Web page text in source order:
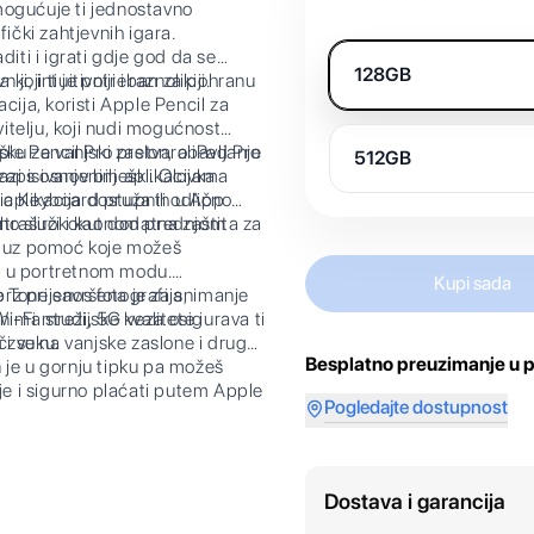
ti jednostavno
zahtjevnih igara.
i igrati gdje god da se
koji ti je potreban za pohranu
intuitivniji i raznolikiji.
koristi Apple Pencil za
koji nudi mogućnost
za vanjski zaslon, obavljanje
s osnovnim aplikacijama
dostupnih u App
Pencil Pro pretvara iPad Pro
bilješki. Olovka
Keyboard pruža ti odlično
služi i kao dodatna zaštita za
prednjom
pomoć koje možeš
portretnom modu.
savršena je za snimanje
studijske kvalitete i
zvuku.
prijenos fotografija,
Fi mreži, 5G veza osigurava ti
se na vanjske zaslone i druge
je u gornju tipku pa možeš
i sigurno plaćati putem Apple
128GB
512GB
Kupi sada
Besplatno preuzimanje u
Pogledajte dostupnost
Dostava i garancija